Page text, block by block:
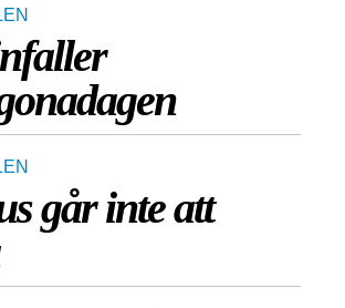
går inte att